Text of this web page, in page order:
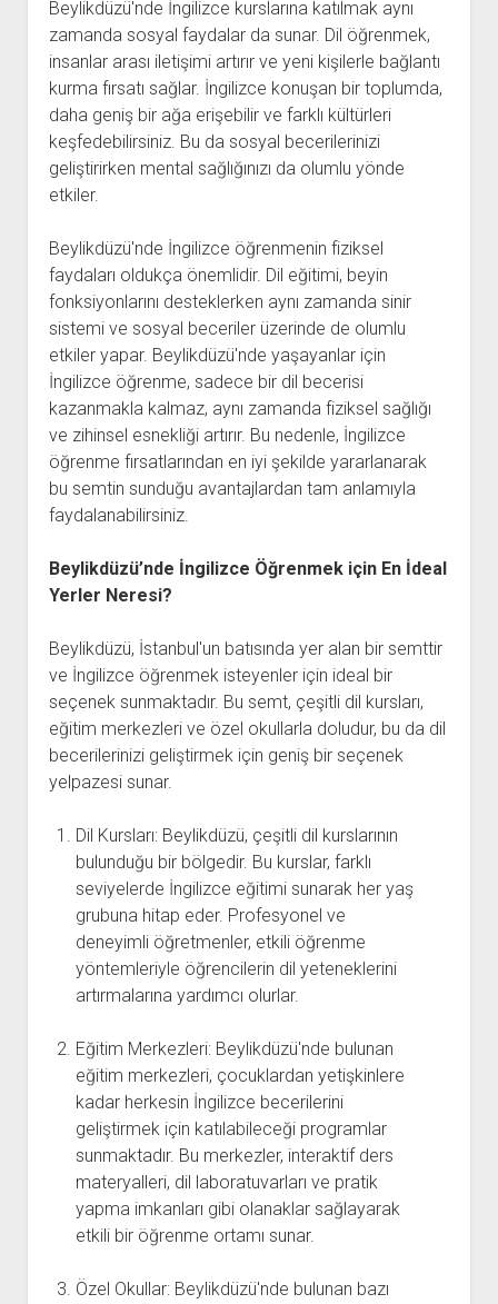
Beylikdüzü'nde İngilizce kurslarına katılmak aynı
zamanda sosyal faydalar da sunar. Dil öğrenmek,
insanlar arası iletişimi artırır ve yeni kişilerle bağlantı
kurma fırsatı sağlar. İngilizce konuşan bir toplumda,
daha geniş bir ağa erişebilir ve farklı kültürleri
keşfedebilirsiniz. Bu da sosyal becerilerinizi
geliştirirken mental sağlığınızı da olumlu yönde
etkiler.
Beylikdüzü'nde İngilizce öğrenmenin fiziksel
faydaları oldukça önemlidir. Dil eğitimi, beyin
fonksiyonlarını desteklerken aynı zamanda sinir
sistemi ve sosyal beceriler üzerinde de olumlu
etkiler yapar. Beylikdüzü'nde yaşayanlar için
İngilizce öğrenme, sadece bir dil becerisi
kazanmakla kalmaz, aynı zamanda fiziksel sağlığı
ve zihinsel esnekliği artırır. Bu nedenle, İngilizce
öğrenme fırsatlarından en iyi şekilde yararlanarak
bu semtin sunduğu avantajlardan tam anlamıyla
faydalanabilirsiniz.
Beylikdüzü’nde İngilizce Öğrenmek için En İdeal
Yerler Neresi?
Beylikdüzü, İstanbul'un batısında yer alan bir semttir
ve İngilizce öğrenmek isteyenler için ideal bir
seçenek sunmaktadır. Bu semt, çeşitli dil kursları,
eğitim merkezleri ve özel okullarla doludur, bu da dil
becerilerinizi geliştirmek için geniş bir seçenek
yelpazesi sunar.
Dil Kursları: Beylikdüzü, çeşitli dil kurslarının
bulunduğu bir bölgedir. Bu kurslar, farklı
seviyelerde İngilizce eğitimi sunarak her yaş
grubuna hitap eder. Profesyonel ve
deneyimli öğretmenler, etkili öğrenme
yöntemleriyle öğrencilerin dil yeteneklerini
artırmalarına yardımcı olurlar.
Eğitim Merkezleri: Beylikdüzü'nde bulunan
eğitim merkezleri, çocuklardan yetişkinlere
kadar herkesin İngilizce becerilerini
geliştirmek için katılabileceği programlar
sunmaktadır. Bu merkezler, interaktif ders
materyalleri, dil laboratuvarları ve pratik
yapma imkanları gibi olanaklar sağlayarak
etkili bir öğrenme ortamı sunar.
Özel Okullar: Beylikdüzü'nde bulunan bazı